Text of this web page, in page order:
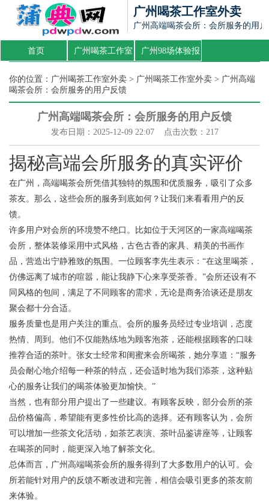
广州喝茶工作室外卖
广州高端喝茶会所‌：会所服务的用
首页 广州喝茶工作室
外卖
广州98场体验报
告
你的位置： 广州喝茶工作室外卖 > 广州喝茶工作室外卖 > ‌广州高端
喝茶会所‌：会所服务的用户反馈
‌广州高端喝茶会所‌：会所服务的用户反馈
发布日期：2025-12-09 22:07 点击次数：217
揭秘高端会所服务的真实评价
在广州，高端喝茶会所凭借其独特的氛围和优质服务，吸引了众多
茶友。那么，这些会所的服务到底如何？让我们来看看用户的反
馈。
许多用户对会所的环境赞不绝口。比如位于天河区的一家高端喝茶
会所，整体装修采用中式风格，古色古香的家具、精美的书画作
品，营造出宁静雅致的氛围。一位顾客李先生表示：“在这里喝茶，
仿佛远离了城市的喧嚣，能让我静下心来享受茶香。”会所还设有不
同风格的包间，满足了不同顾客的需求，无论是商务洽谈还是朋友
聚会都十分合适。
服务质量也是用户关注的重点。会所的服务员经过专业培训，态度
热情、周到。他们不仅能熟练地为顾客泡茶，还能根据顾客的口味
推荐合适的茶叶。张女士经常和闺蜜来会所喝茶，她分享道：“服务
员会耐心地介绍每一种茶的特点，还会适时地为我们添茶，这种贴
心的服务让我们的喝茶体验更加愉快。”
当然，也有部分用户提出了一些建议。有顾客反映，部分会所的茶
品价格偏高，希望能有更多性价比高的选择。还有顾客认为，会所
可以增加一些茶文化活动，如茶艺表演、茶叶品鉴讲座等，让顾客
在喝茶的同时，能更深入地了解茶文化。
总体而言，广州高端喝茶会所的服务得到了大多数用户的认可。会
所若能针对用户的反馈不断改进和完善，相信会吸引更多的茶友前
来体验。